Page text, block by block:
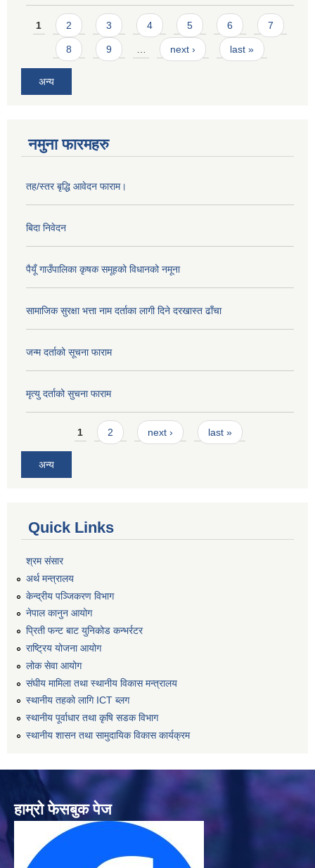
Pages
1 2 3 4 5 6 7
8 9 next › last »
अन्य
नमुना फारमहरु
तह/स्तर बृद्धि आवेदन फाराम।
बिदा निवेदन
पैयूँ गाउँपालिका कृषक समूहको विधानको नमूना
सामाजिक सुरक्षा भत्ता नाम दर्ताका लागी दिने दरखास्त ढाँचा
जन्म दर्ताको सूचना फाराम
मृत्यु दर्ताको सुचना फाराम
Pages1 2 next › last »
अन्य
Quick Links
श्रम संसार
अर्थ मन्त्रालय
केन्द्रीय पञ्जिकरण विभाग
नेपाल कानुन आयोग
प्रिती फन्ट बाट युनिकोड कन्भर्रटर
राष्ट्रिय योजना आयोग
लोक सेवा आयोग
संघीय मामिला तथा स्थानीय विकास मन्त्रालय
स्थानीय तहको लागि ICT ब्लग
स्थानीय पूर्वाधार तथा कृषि सडक विभाग
स्थानीय शासन तथा सामुदायिक विकास कार्यक्रम
हाम्रो फेसबुक पेज